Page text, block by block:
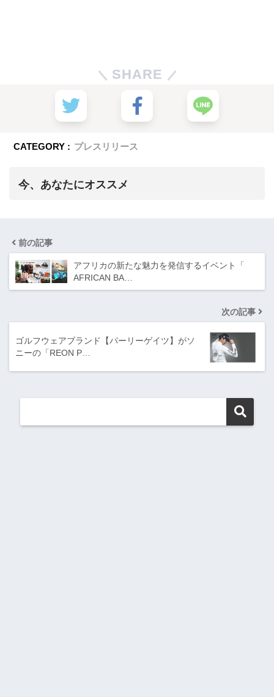
SHARE
CATEGORY : プレスリリース
今、あなたにオススメ
前の記事
アフリカの新たな魅力を発信するイベント「
AFRICAN BA…
次の記事
ゴルフウェアブランド【パーリーゲイツ】がソ
ニーの「REON P…